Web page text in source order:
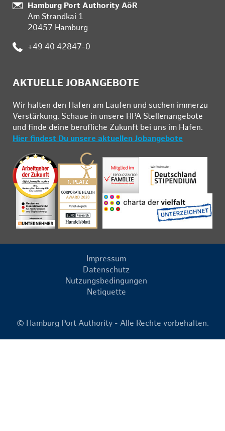
:
Hamburg Port Authority AöR
Am Strandkai 1
20457 Hamburg
: +49 40 42847-0
AKTUELLE JOBANGEBOTE
Wir hal­ten den Ha­fen am Lau­fen und su­chen im­mer­zu
Ver­stär­kung. Schau­e in un­se­re HPA Stel­len­an­ge­bo­te
und fin­de deine be­ruf­li­che Zu­kunft bei uns im Ha­fen.
Hier findest Du unsere aktuellen Jobangebote
Impressum
Datenschutz
Nutzungsbedingungen
Netiquette
© Hamburg Port Authority - Alle Rechte vorbehalten.